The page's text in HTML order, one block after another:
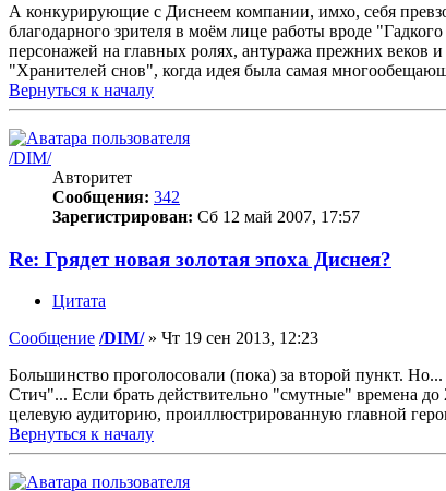
А конкурирующие с Диснеем компании, имхо, себя
благодарного зрителя в моём лице работы вроде
персонажей на главных ролях, антуража прежних веков
"Хранителей снов", когда идея была самая
Вернуться к началу
/DIM/
Авторитет
Сообщения: 342
Зарегистрирован: Сб 12 май 2007, 17:57
Re: Грядет новая золотая эпоха Диснея?
Цитата
Сообщение /DIM/» Чт 19 сен 2013, 12:23
Большинство проголосовали (пока) за второй пункт.
Стич"... Если брать действительно "смутные" времена
целевую аудиторию, проиллюстрированную главной
Вернуться к началу